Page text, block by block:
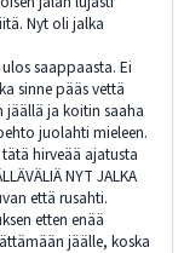
Nyt oli jalka
saappaasta. Ei
sinne pääs vettä
jäällä ja koitin saaha
juolahti mieleen.
hirveää ajatusta
NYT JALKA
että rusahti.
etten enää
jäälle, koska